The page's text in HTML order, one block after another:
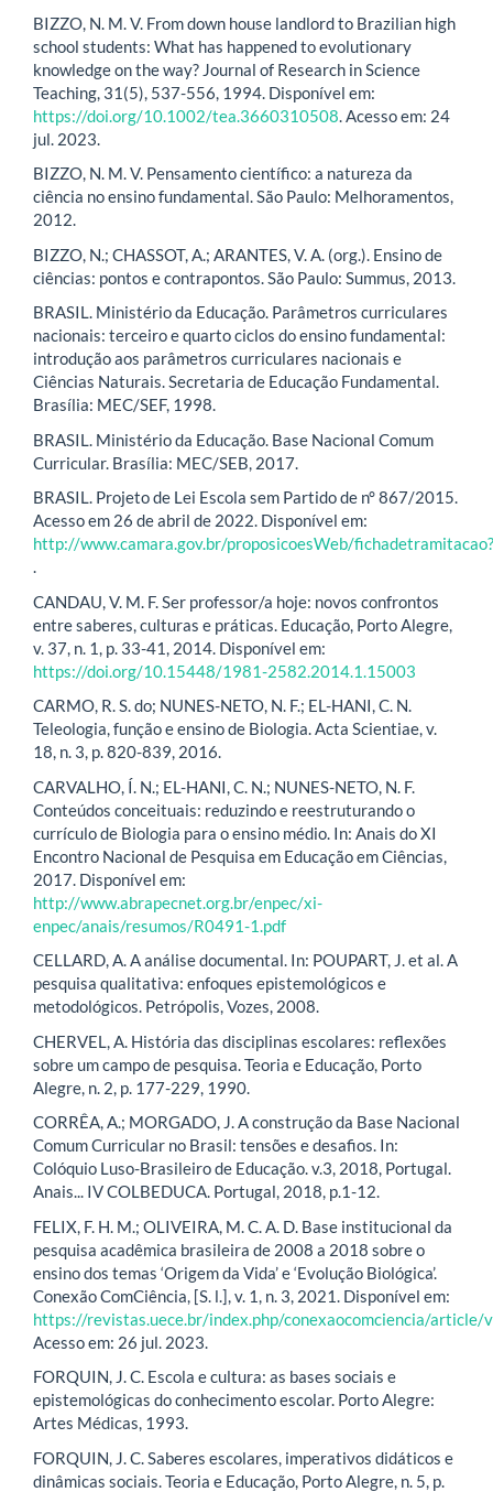
BIZZO, N. M. V. From down house landlord to Brazilian high
school students: What has happened to evolutionary
knowledge on the way? Journal of Research in Science
Teaching, 31(5), 537-556, 1994. Disponível em:
https://doi.org/10.1002/tea.3660310508. Acesso em: 24
jul. 2023.
BIZZO, N. M. V. Pensamento científico: a natureza da
ciência no ensino fundamental. São Paulo: Melhoramentos,
2012.
BIZZO, N.; CHASSOT, A.; ARANTES, V. A. (org.). Ensino de
ciências: pontos e contrapontos. São Paulo: Summus, 2013.
BRASIL. Ministério da Educação. Parâmetros curriculares
nacionais: terceiro e quarto ciclos do ensino fundamental:
introdução aos parâmetros curriculares nacionais e
Ciências Naturais. Secretaria de Educação Fundamental.
Brasília: MEC/SEF, 1998.
BRASIL. Ministério da Educação. Base Nacional Comum
Curricular. Brasília: MEC/SEB, 2017.
BRASIL. Projeto de Lei Escola sem Partido de n° 867/2015.
Acesso em 26 de abril de 2022. Disponível em:
http://www.camara.gov.br/proposicoesWeb/fichadetramitacao?
.
CANDAU, V. M. F. Ser professor/a hoje: novos confrontos
entre saberes, culturas e práticas. Educação, Porto Alegre,
v. 37, n. 1, p. 33-41, 2014. Disponível em:
https://doi.org/10.15448/1981-2582.2014.1.15003
CARMO, R. S. do; NUNES-NETO, N. F.; EL-HANI, C. N.
Teleologia, função e ensino de Biologia. Acta Scientiae, v.
18, n. 3, p. 820-839, 2016.
CARVALHO, Í. N.; EL-HANI, C. N.; NUNES-NETO, N. F.
Conteúdos conceituais: reduzindo e reestruturando o
currículo de Biologia para o ensino médio. In: Anais do XI
Encontro Nacional de Pesquisa em Educação em Ciências,
2017. Disponível em:
http://www.abrapecnet.org.br/enpec/xi-
enpec/anais/resumos/R0491-1.pdf
CELLARD, A. A análise documental. In: POUPART, J. et al. A
pesquisa qualitativa: enfoques epistemológicos e
metodológicos. Petrópolis, Vozes, 2008.
CHERVEL, A. História das disciplinas escolares: reflexões
sobre um campo de pesquisa. Teoria e Educação, Porto
Alegre, n. 2, p. 177-229, 1990.
CORRÊA, A.; MORGADO, J. A construção da Base Nacional
Comum Curricular no Brasil: tensões e desafios. In:
Colóquio Luso-Brasileiro de Educação. v.3, 2018, Portugal.
Anais... IV COLBEDUCA. Portugal, 2018, p.1-12.
FELIX, F. H. M.; OLIVEIRA, M. C. A. D. Base institucional da
pesquisa acadêmica brasileira de 2008 a 2018 sobre o
ensino dos temas ‘Origem da Vida’ e ‘Evolução Biológica’.
Conexão ComCiência, [S. l.], v. 1, n. 3, 2021. Disponível em:
https://revistas.uece.br/index.php/conexaocomciencia/
Acesso em: 26 jul. 2023.
FORQUIN, J. C. Escola e cultura: as bases sociais e
epistemológicas do conhecimento escolar. Porto Alegre:
Artes Médicas, 1993.
FORQUIN, J. C. Saberes escolares, imperativos didáticos e
dinâmicas sociais. Teoria e Educação, Porto Alegre, n. 5, p.